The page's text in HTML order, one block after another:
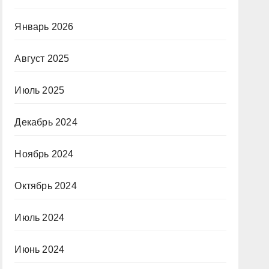
Январь 2026
Август 2025
Июль 2025
Декабрь 2024
Ноябрь 2024
Октябрь 2024
Июль 2024
Июнь 2024